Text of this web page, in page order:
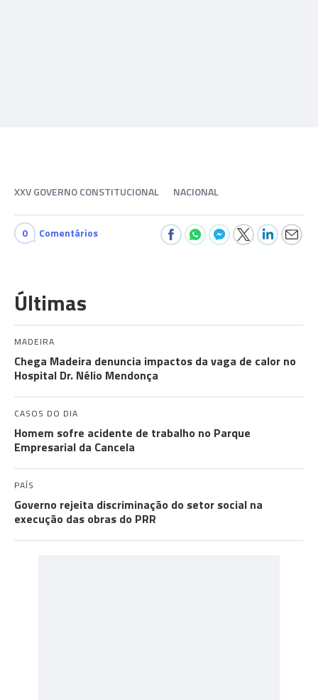
XXV GOVERNO CONSTITUCIONAL NACIONAL
0 Comentários
Últimas
MADEIRA
Chega Madeira denuncia impactos da vaga de calor no
Hospital Dr. Nélio Mendonça
CASOS DO DIA
Homem sofre acidente de trabalho no Parque
Empresarial da Cancela
PAÍS
Governo rejeita discriminação do setor social na
execução das obras do PRR